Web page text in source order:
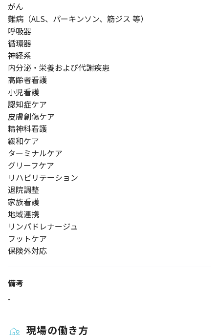
がん
難病（ALS、パーキンソン、筋ジス 等）
呼吸器
循環器
神経系
内分泌・栄養および代謝疾患
高齢者看護
小児看護
認知症ケア
皮膚創傷ケア
精神科看護
緩和ケア
ターミナルケア
グリーフケア
リハビリテーション
退院調整
家族看護
地域連携
リンパドレナージュ
フットケア
保険外対応
備考
-
現場の働き方